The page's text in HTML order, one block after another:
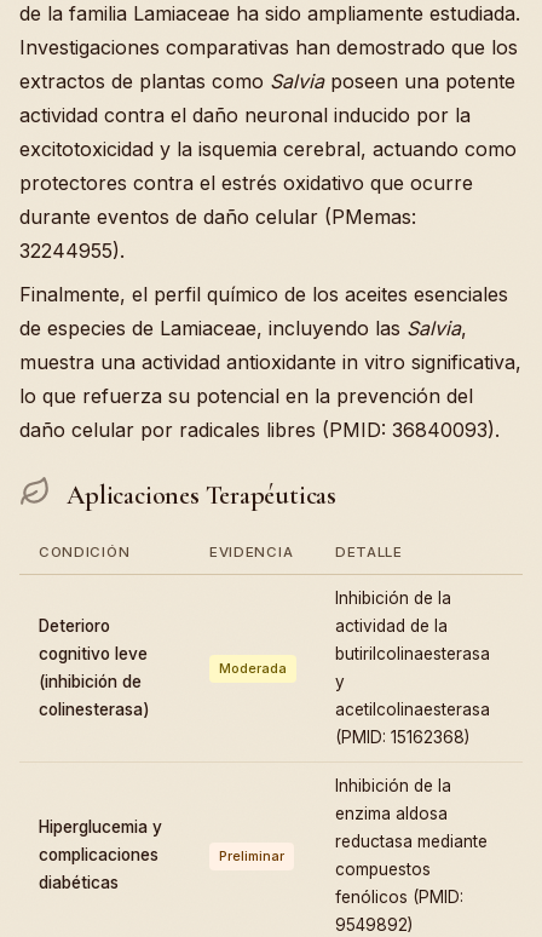
de la familia Lamiaceae ha sido ampliamente estudiada.
Investigaciones comparativas han demostrado que los
extractos de plantas como Salviaposeen una potente
actividad contra el daño neuronal inducido por la
excitotoxicidad y la isquemia cerebral, actuando como
protectores contra el estrés oxidativo que ocurre
durante eventos de daño celular (PMemas:
32244955).
Finalmente, el perfil químico de los aceites esenciales
de especies de Lamiaceae, incluyendo las Salvia,
muestra una actividad antioxidante in vitro significativa,
lo que refuerza su potencial en la prevención del
daño celular por radicales libres (PMID: 36840093).
Aplicaciones Terapéuticas
CONDICIÓN EVIDENCIA DETALLE
Deterioro
cognitivo leve
(inhibición de
colinesterasa)
Moderada
Inhibición de la
actividad de la
butirilcolinaesterasa
y
acetilcolinaesterasa
(PMID: 15162368)
Hiperglucemia y
complicaciones
diabéticas
Preliminar
Inhibición de la
enzima aldosa
reductasa mediante
compuestos
fenólicos (PMID:
9549892)